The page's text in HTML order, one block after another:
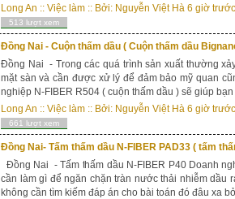
Long An :: Việc làm :: Bởi: Nguyễn Việt Hà 6 giờ trước
513 lượt xem
Đồng Nai - Cuộn thấm dầu ( Cuộn thấm dầu
Đồng Nai - Trong các quá trình sản xuất thường
mặt sàn và cần được xử lý để đảm bảo mỹ quan
nghiệp N-FIBER R504 ( cuộn thấm dầu ) sẽ giúp
Long An :: Việc làm :: Bởi: Nguyễn Việt Hà 6 giờ trước
661 lượt xem
Đồng Nai- Tấm thấm dầu N-FIBER PAD33 ( tấm
Đồng Nai - Tấm thấm dầu N-FIBER P40 Doanh
cần làm gì để ngăn chặn tràn nước thải nhiễm dầu
không cần tìm kiếm đáp án cho bài toán đó đâu xa